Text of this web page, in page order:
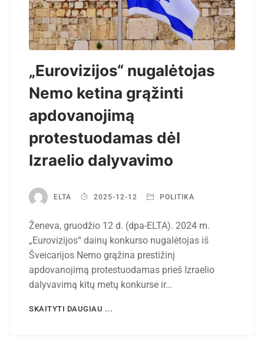
„Eurovizijos“ nugalėtojas
Nemo ketina grąžinti
apdovanojimą
protestuodamas dėl
Izraelio dalyvavimo
ELTA 2025-12-12 POLITIKA
Ženeva, gruodžio 12 d. (dpa-ELTA). 2024 m.
„Eurovizijos“ dainų konkurso nugalėtojas iš
Šveicarijos Nemo grąžina prestižinį
apdovanojimą protestuodamas prieš Izraelio
dalyvavimą kitų metų konkurse ir…
SKAITYTI DAUGIAU ...